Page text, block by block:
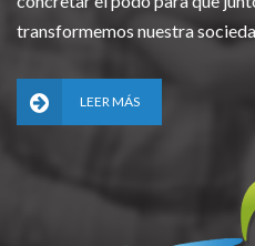
transformemos nuestra
LEER MÁS